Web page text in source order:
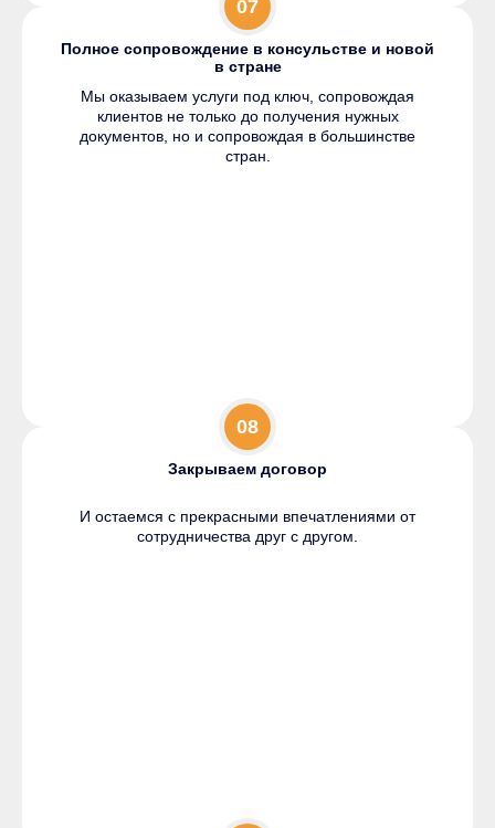
07
Полное сопровождение в консульстве и новой
в стране
Мы оказываем услуги под ключ, сопровождая
клиентов не только до получения нужных
документов, но и сопровождая в большинстве
стран.
08
Закрываем договор
И остаемся с прекрасными впечатлениями от
сотрудничества друг с другом.